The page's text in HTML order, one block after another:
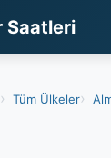
Tüm Ülkeler